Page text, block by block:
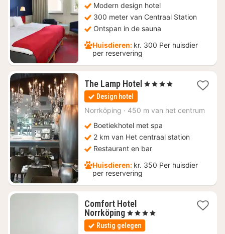
Modern design hotel
300 meter van Centraal Station
Ontspan in de sauna
Huisdieren: kr. 300 Per huisdier
per reservering
The Lamp Hotel 1
€
, 4 Sterren
Design hotel
Norrköping · 450 m van het centrum
Boetiekhotel met spa
2 km van Het centraal station
Restaurant en bar
Huisdieren: kr. 350 Per huisdier
per reservering
Comfort Hotel
Norrköping1
nacht
vanaf
, 4 Sterren
Rustig gelegen